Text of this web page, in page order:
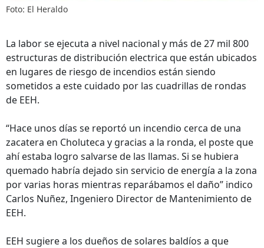
Foto: El Heraldo
La labor se ejecuta a nivel nacional y más de 27 mil 800
estructuras de distribución electrica que están ubicados
en lugares de riesgo de incendios están siendo
sometidos a este cuidado por las cuadrillas de rondas
de EEH.
“Hace unos días se reportó un incendio cerca de una
zacatera en Choluteca y gracias a la ronda, el poste que
ahí estaba logro salvarse de las llamas. Si se hubiera
quemado habría dejado sin servicio de energía a la zona
por varias horas mientras reparábamos el daño” indico
Carlos Nuñez, Ingeniero Director de Mantenimiento de
EEH.
EEH sugiere a los dueños de solares baldíos a que